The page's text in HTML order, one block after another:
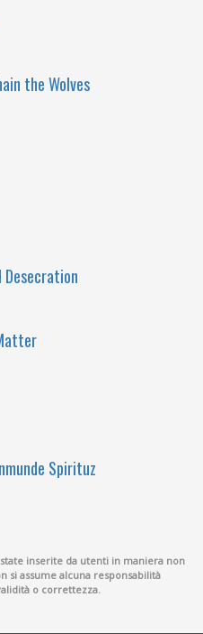
the Wolves
Spirituz
inserite da utenti in maniera non
si assume alcuna responsabilità
o correttezza.